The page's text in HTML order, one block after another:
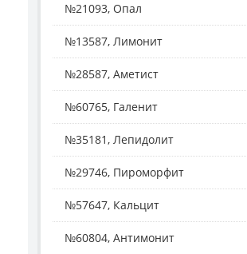
№21093, Опал
№13587, Лимонит
№28587, Аметист
№60765, Галенит
№35181, Лепидолит
№29746, Пироморфит
№57647, Кальцит
№60804, Антимонит